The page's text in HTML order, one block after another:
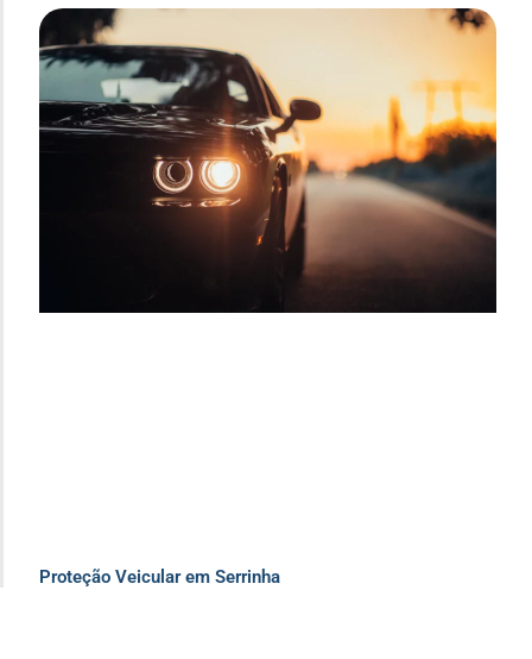
Proteção Veicular em Serrinha